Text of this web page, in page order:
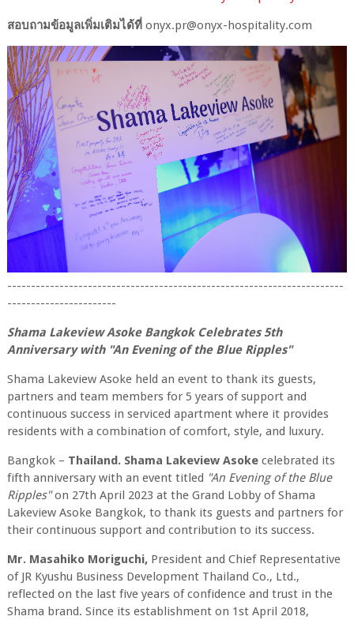
สอบถามข้อมูลเพิ่มเติมได้ที่onyx.pr@onyx-hospitality.com
-----------------------------------------------------------------------
-----------------------
Shama Lakeview Asoke Bangkok Celebrates 5th
Anniversary with "An Evening of the Blue Ripples"
Shama Lakeview Asoke held an event to thank its guests,
partners and team members for 5 years of support and
continuous success in serviced apartment where it provides
residents with a combination of comfort, style, and luxury.
Bangkok – Thailand. Shama Lakeview Asokecelebrated its
fifth anniversary with an event titled "An Evening of the Blue
Ripples"on 27th April 2023 at the Grand Lobby of Shama
Lakeview Asoke Bangkok, to thank its guests and partners for
their continuous support and contribution to its success.
Mr. Masahiko Moriguchi,President and Chief Representative
of JR Kyushu Business Development Thailand Co., Ltd.,
reflected on the last five years of confidence and trust in the
Shama brand. Since its establishment on 1st April 2018,